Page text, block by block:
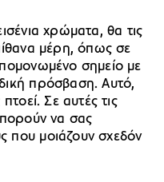
χρώματα, θα τις
μέρη, όπως σε
σημείο με
πρόσβαση. Αυτό,
Σε αυτές τις
να σας
που μοιάζουν σχεδόν